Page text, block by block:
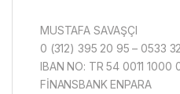
MUSTAFA SAVAŞÇI
0 (312) 395 20 95 – 0533
IBAN NO: TR 54 0011 1000
FİNANSBANK ENPARA